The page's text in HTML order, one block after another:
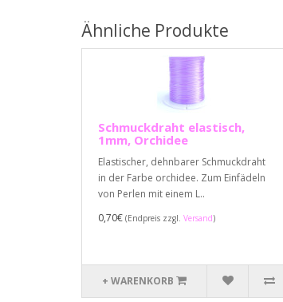
Ähnliche Produkte
Schmuckdraht elastisch,
1mm, Orchidee
Elastischer, dehnbarer Schmuckdraht
in der Farbe orchidee. Zum Einfädeln
von Perlen mit einem L..
0,70€ (Endpreis zzgl. Versand)
+ WARENKORB